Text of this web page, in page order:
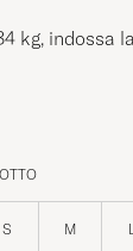
kg, indossa
S M